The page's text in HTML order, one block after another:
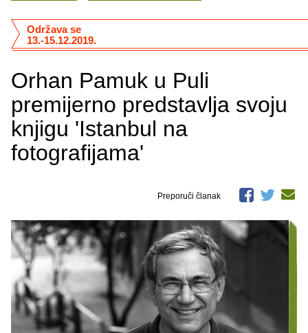
Orhan Pamuk u Puli
premijerno predstavlja svoju
knjigu 'Istanbul na
fotografijama'
Održava se
13.-15.12.2019.
Preporuči članak